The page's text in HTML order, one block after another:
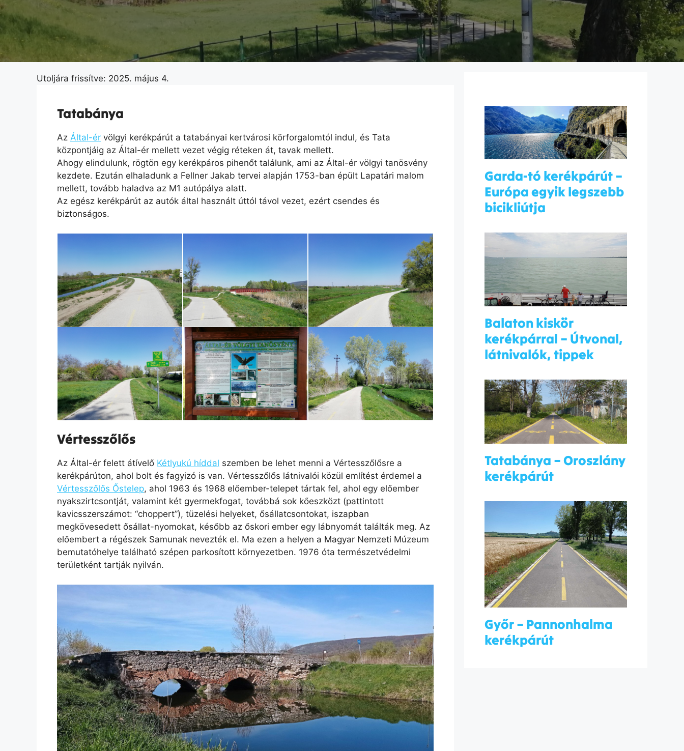
Utoljára frissítve: 2025. május 4.
Tatabánya
Az Által-ér völgyi kerékpárút a tatabányai kertvárosi körforgalomtól indul, és Tata
központjáig az Által-ér mellett vezet végig réteken át, tavak mellett.
Ahogy elindulunk, rögtön egy kerékpáros pihenőt találunk, ami az Által-ér völgyi tanösvény
kezdete. Ezután elhaladunk a Fellner Jakab tervei alapján 1753-ban épült Lapatári malom
mellett, tovább haladva az M1 autópálya alatt.
Az egész kerékpárút az autók által használt úttól távol vezet, ezért csendes és
biztonságos.
Vértesszőlős
Az Által-ér felett átívelő Kétlyukú híddal szemben be lehet menni a Vértesszőlősre a
kerékpárúton, ahol bolt és fagyizó is van. Vértesszőlős látnivalói közül említést érdemel a
Vértesszőlős Őstelep, ahol 1963 és 1968 előember-telepet tártak fel, ahol egy előember
nyakszirtcsontját, valamint két gyermekfogat, továbbá sok kőeszközt (pattintott
kavicsszerszámot: “choppert”), tüzelési helyeket, ősállatcsontokat, iszapban
megkövesedett ősállat-nyomokat, később az őskori ember egy lábnyomát találták meg. Az
előembert a régészek Samunak nevezték el. Ma ezen a helyen a Magyar Nemzeti Múzeum
bemutatóhelye található szépen parkosított környezetben. 1976 óta természetvédelmi
területként tartják nyilván.
Garda-tó kerékpárút –
Európa egyik legszebb
bicikliútja
Balaton kiskör
kerékpárral – Útvonal,
látnivalók, tippek
Tatabánya – Oroszlány
kerékpárút
Győr – Pannonhalma
kerékpárút